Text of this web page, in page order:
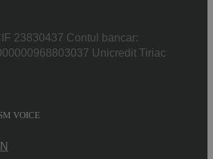
23830437 Contul bancar:
Unicredit Tiriac
VOICE